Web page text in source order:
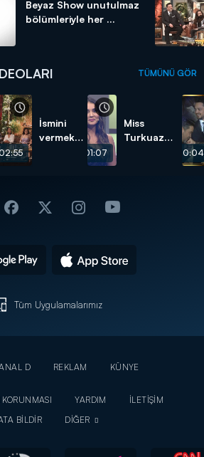
Beyaz Show unutulmaz
bölümleriyle her ...
TÜMÜNÜ GÖR
İsmini
vermek
teklif
00:01:07
Miss
Turkuaz
Tüm Uygulamalarımız
D REKLAM
KÜNYE
KORUNMASI
YARDIM
İLETİŞİM
BİLDİR
DİĞER